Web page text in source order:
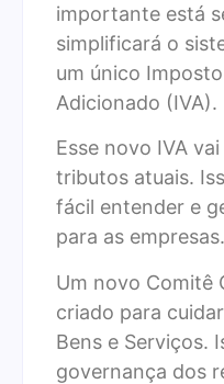
importante está
simplificará o
um único
Adicionado (IVA).
Esse novo IVA
tributos atuais.
fácil entender e
para as empresas.
Um novo Comitê
criado para
Bens e Serviços.
governança dos